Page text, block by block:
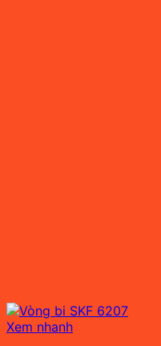
Xem nhanh